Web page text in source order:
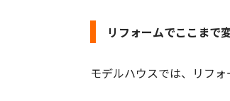
リフォームでここまで
モデルハウスでは、リフ